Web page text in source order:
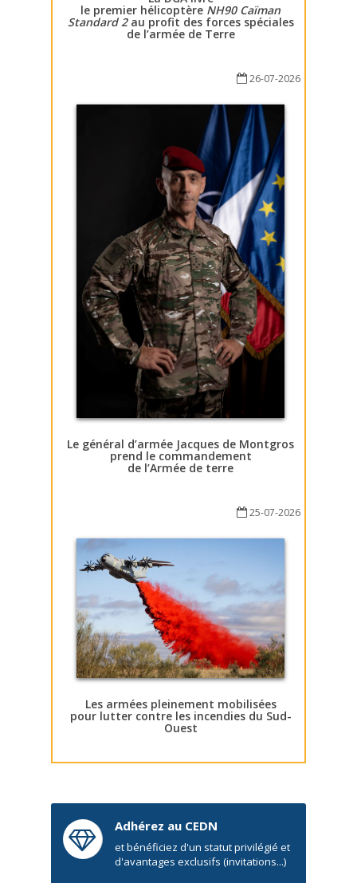
le premier hélicoptère NH90 Caïman
Standard 2au profit des forces spéciales
de l’armée de Terre
26-07-2026
Le général d’armée Jacques de Montgros
prend le commandement
de l’Armée de terre
25-07-2026
Les armées pleinement mobilisées
pour lutter contre les incendies du Sud-
Ouest
Adhérez au CEDN
et bénéficiez d'un statut privilégié et
d'avantages exclusifs (invitations...)